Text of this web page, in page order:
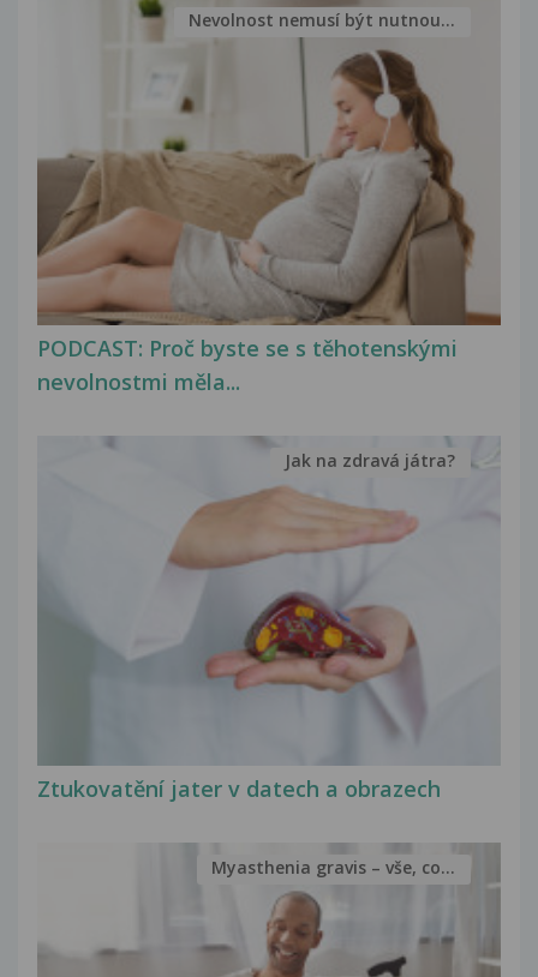
PODCAST: Proč byste se s těhotenskými
nevolnostmi měla...
Nevolnost nemusí být nutnou...
Ztukovatění jater v datech a obrazech
Jak na zdravá játra?
Myasthenia gravis – vše, co...